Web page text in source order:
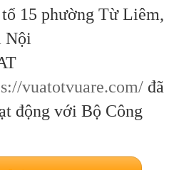
15 phường Từ Liêm,
Nội
vuatotvuare.com/ đã
động với Bộ Công